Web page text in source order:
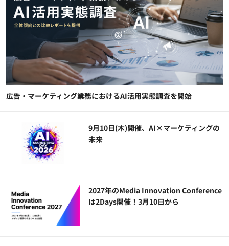
広告・マーケティング業務におけるAI活用実態調査を開始
9月10日(木)開催、AI×マーケティングの
未来
2027年のMedia Innovation Conference
は2Days開催！3月10日から